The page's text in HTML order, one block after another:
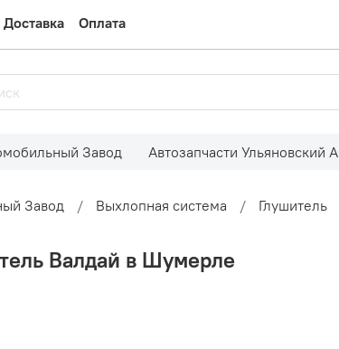
Доставка Оплата
Завод Автозапчасти Ульяновский
Завод Выхлопная система Глушитель
Валдай в Шумерле